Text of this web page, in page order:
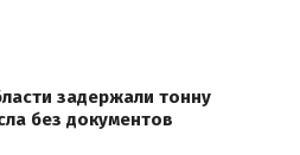
задержали тонну
без документов